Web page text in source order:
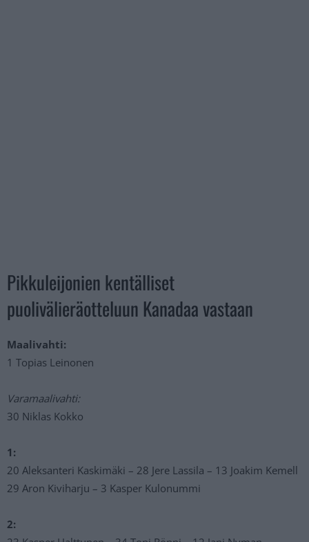
Pikkuleijonien kentälliset
puolivälieräotteluun Kanadaa vastaan
Maalivahti:
1 Topias Leinonen
Varamaalivahti:
30 Niklas Kokko
1:
20 Aleksanteri Kaskimäki – 28 Jere Lassila – 13 Joakim Kemell
29 Aron Kiviharju – 3 Kasper Kulonummi
2: